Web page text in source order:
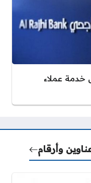
خدمة عملاء
وأرقام